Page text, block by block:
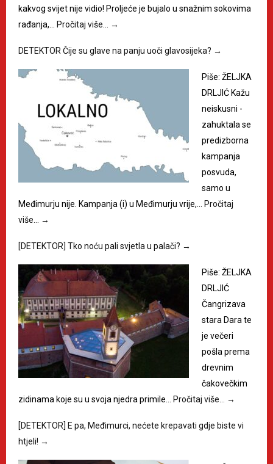
kakvog svijet nije vidio! Proljeće je bujalo u snažnim sokovima
rađanja,… Pročitaj više… →
DETEKTOR Čije su glave na panju uoči glavosijeka? →
Piše: ŽELJKA
DRLJIĆ Kažu
neiskusni -
zahuktala se
predizborna
kampanja
posvuda,
samo u
Međimurju nije. Kampanja (i) u Međimurju vrije,… Pročitaj
više… →
[DETEKTOR] Tko noću pali svjetla u palači? →
Piše: ŽELJKA
DRLJIĆ
Čangrizava
stara Dara te
je večeri
pošla prema
drevnim
čakovečkim
zidinama koje su u svoja njedra primile… Pročitaj više… →
[DETEKTOR] E pa, Međimurci, nećete krepavati gdje biste vi
htjeli! →